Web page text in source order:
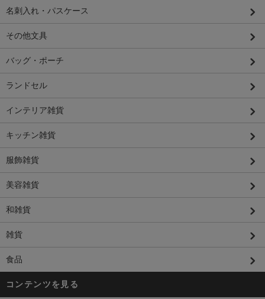
名刺入れ・パスケース
その他文具
バッグ・ポーチ
ランドセル
インテリア雑貨
キッチン雑貨
服飾雑貨
美容雑貨
和雑貨
雑貨
食品
コンテンツを見る